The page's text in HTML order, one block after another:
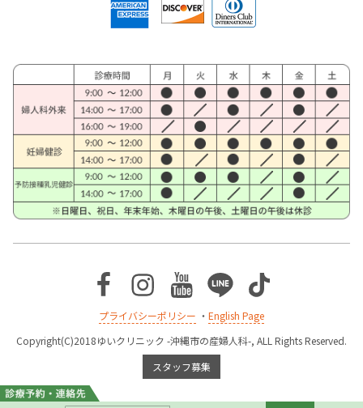
Facebook
Instagram
Youtube
LineTikTok
プライバシーポリシー ・ English Page
Copyright(C)2018ゆいクリニック -沖縄市の産婦人科-, ALL Rights Reserved.
スタッフ募集